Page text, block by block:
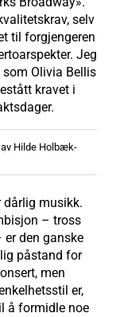
selv
til forgjengeren
Jeg
Olivia Bellis
kravet i
av Hilde Holbæk-
dårlig musikk.
– tross
den ganske
påstand for
men
er,
å formidle noe